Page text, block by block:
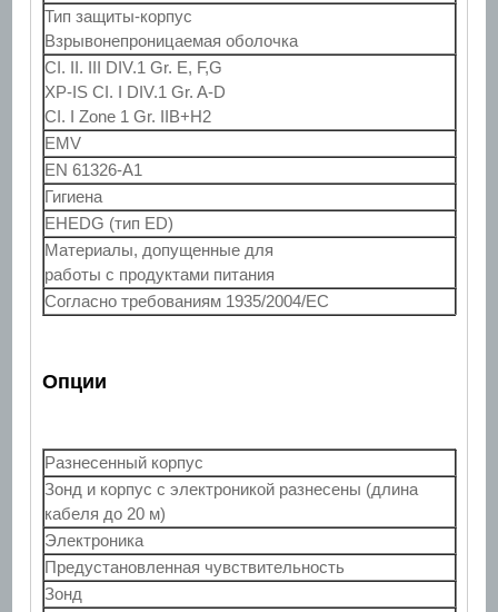
Тип защиты-корпус
Взрывонепроницаемая оболочка
CI. II. III DIV.1 Gr. E, F,G
XP-IS CI. I DIV.1 Gr. A-D
CI. I Zone 1 Gr. IIB+H2
EMV
EN 61326-A1
Гигиена
EHEDG (тип ED)
Материалы, допущенные для
работы с продуктами питания
Согласно требованиям 1935/2004/EC
Опции
Разнесенный корпус
Зонд и корпус с электроникой разнесены (длина
кабеля до 20 м)
Электроника
Предустановленная чувствительность
Зонд